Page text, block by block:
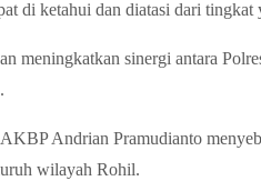
di ketahui dan diatasi dari tingkat
meningkatkan sinergi antara
Andrian Pramudianto
wilayah Rohil.